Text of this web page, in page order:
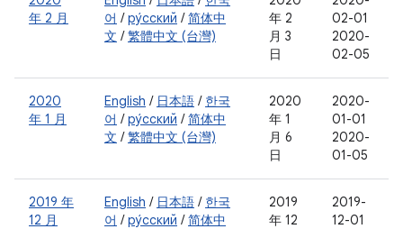
年 2 月
어 /ру́сский /简体中
文 /繁體中文 (台灣)
年 2
月 3
日
02-01
2020-
02-05
2020
年 1 月
English / 日本語 / 한국
어 /ру́сский /简体中
文 /繁體中文 (台灣)
2020
年 1
月 6
日
2020-
01-01
2020-
01-05
2019 年
12 月
English / 日本語 / 한국
어 /ру́сский /简体中
2019
年 12
2019-
12-01